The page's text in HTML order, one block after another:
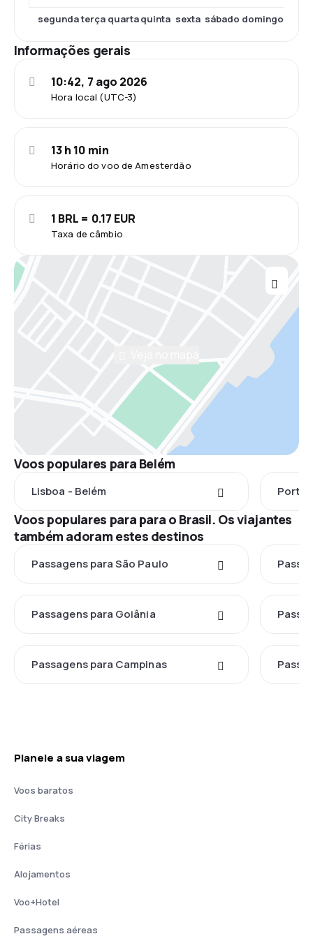
segundaterça quartaquinta sexta sábado domingo
Informações gerais
Hora local (UTC-3)
10:42, 7 ago 2026
Horário do voo de Amesterdão
13 h 10 min
Taxa de câmbio
1 BRL = 0.17 EUR
Voos populares para Belém
Lisboa - Belém Porto
Voos populares para para o Brasil. Os viajantes
também adoram estes destinos
Passagens para São Paulo
Passagens para Goiânia
Passagens para Campinas
Planeie a sua viagem
Voos baratos
City Breaks
Férias
Alojamentos
Voo+Hotel
Passagens aéreas